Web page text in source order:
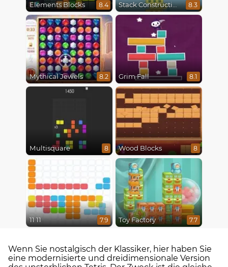
Elements Blocks 8.4 Stack Construction 8.3
Mythical Jewels 8.2 Grim Fall 8.1
Multisquare 8 Wood Blocks 8
11 11 7.9 Toy Factory 7.7
Wenn Sie nostalgisch der Klassiker, hier haben Sie
eine modernisierte und dreidimensionale Version